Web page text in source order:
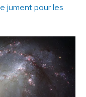
jument pour les